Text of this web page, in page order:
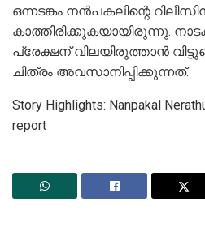
ഒന്നടങ്കം നൻപകലിന്റെ
കാത്തിരിക്കുകയായിരുന്നു.
പ്രേക്ഷന് വിലയിരുത്താൻ
ചിത്രം അവസാനിപ്പിക്കുന്നത്.
Story Highlights: Nanpakal
report